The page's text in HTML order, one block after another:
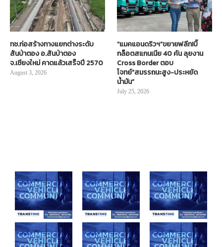
ทช.ก่อสร้างทางแยกต่างระดับ
สันป่าตอง อ.สันป่าตอง
จ.เชียงใหม่ คาดแล้วเสร็จปี 2570
August 3, 2026
“แมคแอนดริวฯ”ขยายฟลีท!บิ๊
กล็อตสแกนเนีย 40 คัน ลุยงาน
Cross Border ตอบ
โจทย์“สมรรถนะสูง-ประหยัด
น้ำมัน”
July 25, 2026